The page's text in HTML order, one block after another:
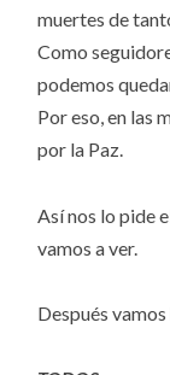
muertes de
Como
podemos
Por eso, en las
por la Paz.
Así nos lo pide
vamos a ver.
Después